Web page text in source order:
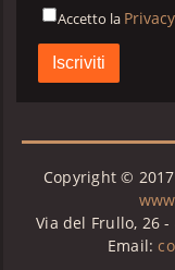
Accetto la
Privacy
Policy
B&P*
Copyright ©
Via del Frullo, 26
Email: